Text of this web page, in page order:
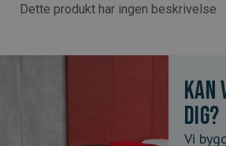
Dette produkt har ingen beskrivelse
dig?
Vi